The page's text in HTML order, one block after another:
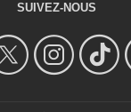
SUIVEZ-NOUS